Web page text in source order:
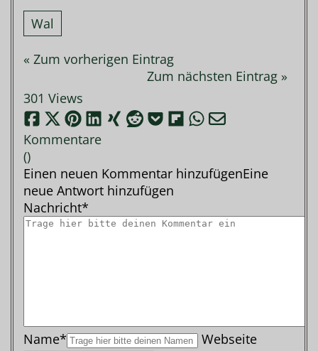
Wal
« Zum vorherigen Eintrag
Zum nächsten Eintrag »
301 Views
Kommentare
()
Einen neuen Kommentar hinzufügenEine
neue Antwort hinzufügen
Nachricht*
Name* Webseite